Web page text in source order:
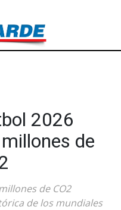
2026
de
de CO2
de los mundiales